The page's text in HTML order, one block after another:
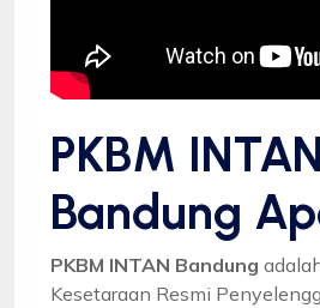
PKBM INTAN
Bandung
PKBM INTAN Bandung
Kesetaraan Resmi